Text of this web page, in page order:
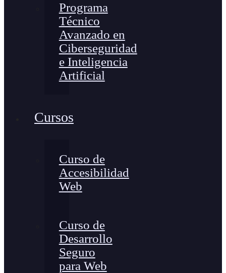
Programa
Técnico
Avanzado en
Ciberseguridad
e Inteligencia
Artificial
Cursos
Curso de
Accesibilidad
Web
Curso de
Desarrollo
Seguro
para Web